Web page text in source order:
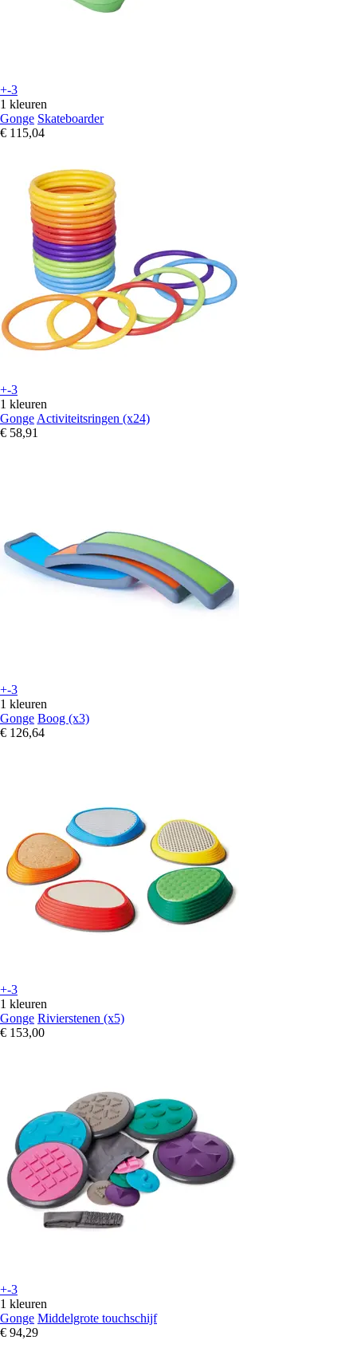
+-3
1 kleuren
Gonge Skateboarder
€ 115,04
+-3
1 kleuren
Gonge Activiteitsringen (x24)
€ 58,91
+-3
1 kleuren
Gonge Boog (x3)
€ 126,64
+-3
1 kleuren
Gonge Rivierstenen (x5)
€ 153,00
+-3
1 kleuren
Gonge Middelgrote touchschijf
€ 94,29